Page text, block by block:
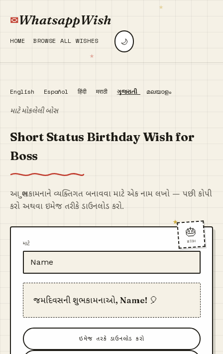
WhatsappWish
HOME BROWSE ALL WISHES 🌙
English Español हिंदी मराठी ગુજરાતી മലയാളം
માટે મોકલેલી બોસ
Short Status Birthday Wish for
Boss
આ શુભકામનાને વ્યક્તિગત બનાવવા માટે એક નામ લખો — પછી કોપી
કરો અથવા ઇમેજ તરીકે ડાઉનલોડ કરો.
🎂
WISH
માટે
જન્મદિવસની શુભકામનાઓ, Name! 🎈
ઇમેજ તરીકે ડાઉનલોડ કરો